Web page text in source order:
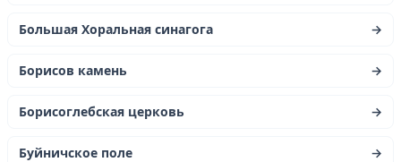
Большая Хоральная синагога →
Борисов камень →
Борисоглебская церковь →
Буйничское поле →